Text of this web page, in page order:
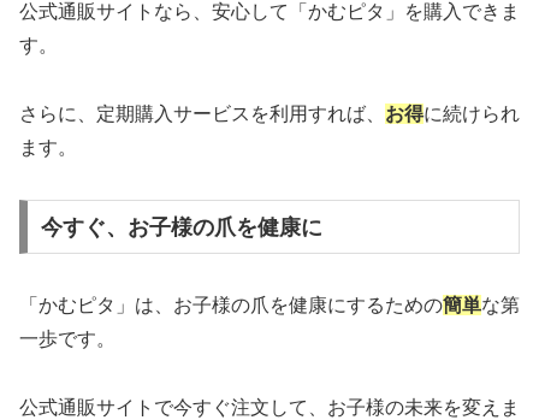
公式通販サイトなら、安心して「かむピタ」を購入できま
す。
さらに、定期購入サービスを利用すれば、 お得に続けられ
ます。
今すぐ、お子様の爪を健康に
「かむピタ」は、お子様の爪を健康にするための簡単な第
一歩です。
公式通販サイトで今すぐ注文して、お子様の未来を変えま